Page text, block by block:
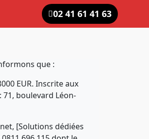
02 41 61 41 63
que :
EUR. Inscrite aux
71, boulevard Léon-
[Solutions dédiées